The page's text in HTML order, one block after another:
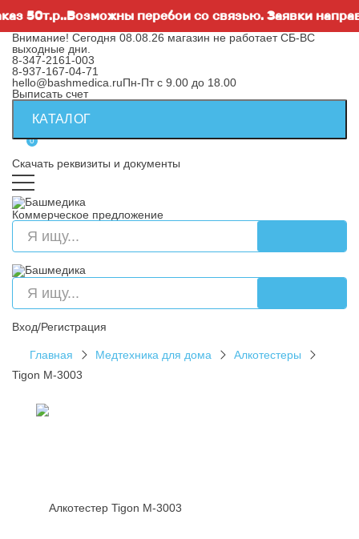
перебои со связью. Заявки
Внимание! Сегодня 08.08.26 магазин не работает СБ-ВС
выходные дни.
8-347-2161-003
8-937-167-04-71
hello@bashmedica.ruПн-Пт с 9.00 до 18.00
Выписать счет
КАТАЛОГ
0
Скачать реквизиты и документы
Коммерческое предложение
Вход/Регистрация
Главная Медтехника для дома
Алкотестеры
Tigon M-3003